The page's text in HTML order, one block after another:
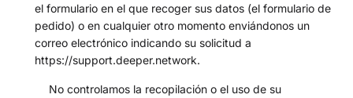
el formulario en el que recoger sus datos (el formulario de
pedido) o en cualquier otro momento enviándonos un
correo electrónico indicando su solicitud a
https://support.deeper.network.
No controlamos la recopilación o el uso de su